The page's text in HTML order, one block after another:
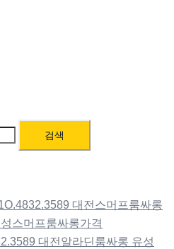
대전스머프룸싸롱
스머프룸싸롱가격
대전알라딘룸싸롱 유성